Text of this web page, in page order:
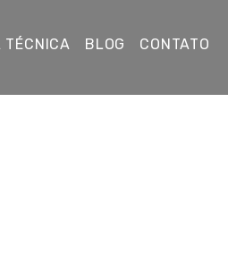
TÉCNICA BLOG CONTATO